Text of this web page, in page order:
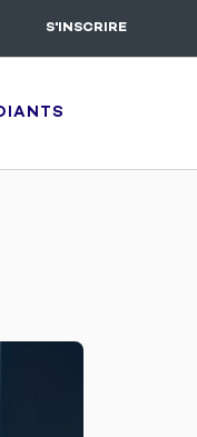
S'INSCRIRE